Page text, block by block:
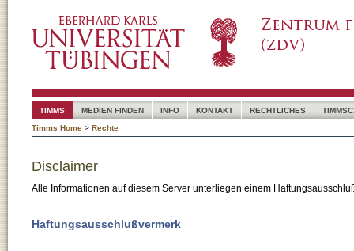
TIMMS MEDIEN FINDEN INFO KONTAKT RECHTLICHES
Timms Home > Rechte
Disclaimer
Alle Informationen auf diesem Server unterliegen einem
Haftungsausschlußvermerk